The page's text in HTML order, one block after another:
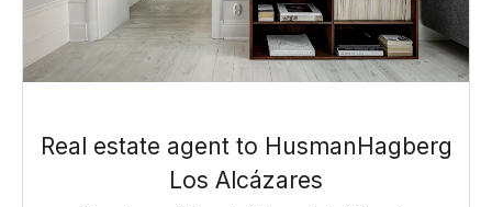
Real estate agent to HusmanHagberg
Los Alcázares